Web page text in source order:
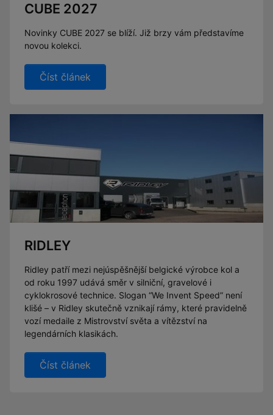
CUBE 2027
Novinky CUBE 2027 se blíží. Již brzy vám představíme
novou kolekci.
Číst článek
RIDLEY
Ridley patří mezi nejúspěšnější belgické výrobce kol a
od roku 1997 udává směr v silniční, gravelové i
cyklokrosové technice. Slogan “We Invent Speed” není
klišé – v Ridley skutečně vznikají rámy, které pravidelně
vozí medaile z Mistrovství světa a vítězství na
legendárních klasikách.
Číst článek